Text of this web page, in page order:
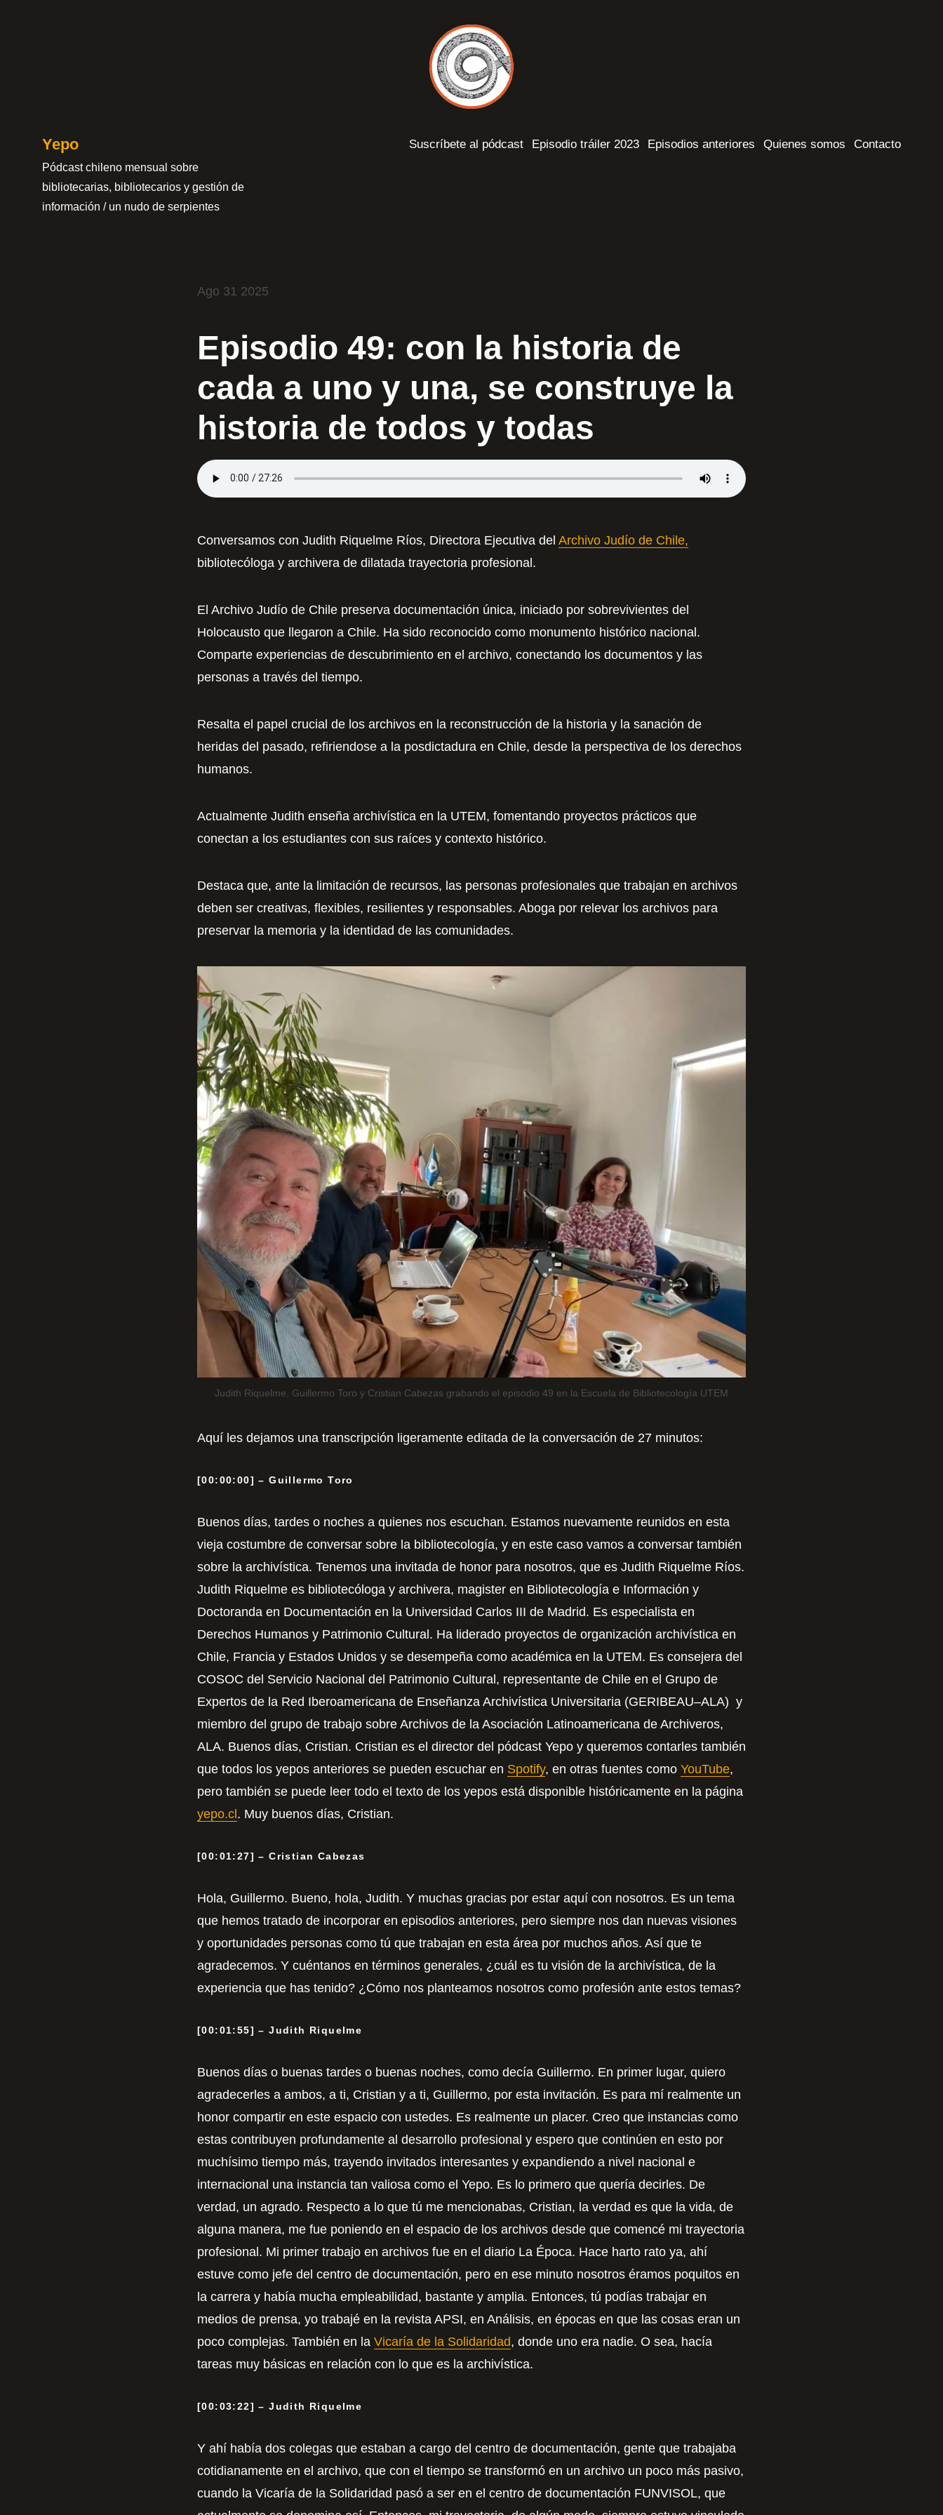
Yepo
Pódcast chileno mensual sobre
bibliotecarias, bibliotecarios y gestión de
información / un nudo de serpientes
Suscríbete al pódcast Episodio tráiler 2023 Episodios anteriores Quienes somos Contacto
Episodio 49: con la historia de
cada a uno y una, se construye la
historia de todos y todas
Ago 31 2025
Conversamos con Judith Riquelme Ríos, Directora Ejecutiva del Archivo Judío de Chile,
bibliotecóloga y archivera de dilatada trayectoria profesional.
El Archivo Judío de Chile preserva documentación única, iniciado por sobrevivientes del
Holocausto que llegaron a Chile. Ha sido reconocido como monumento histórico nacional.
Comparte experiencias de descubrimiento en el archivo, conectando los documentos y las
personas a través del tiempo.
Resalta el papel crucial de los archivos en la reconstrucción de la historia y la sanación de
heridas del pasado, refiriendose a la posdictadura en Chile, desde la perspectiva de los derechos
humanos.
Actualmente Judith enseña archivística en la UTEM, fomentando proyectos prácticos que
conectan a los estudiantes con sus raíces y contexto histórico.
Destaca que, ante la limitación de recursos, las personas profesionales que trabajan en archivos
deben ser creativas, flexibles, resilientes y responsables. Aboga por relevar los archivos para
preservar la memoria y la identidad de las comunidades.
Judith Riquelme, Guillermo Toro y Cristian Cabezas grabando el episodio 49 en la Escuela de Bibliotecología UTEM
Aquí les dejamos una transcripción ligeramente editada de la conversación de 27 minutos:
[00:00:00] – Guillermo Toro
Buenos días, tardes o noches a quienes nos escuchan. Estamos nuevamente reunidos en esta
vieja costumbre de conversar sobre la bibliotecología, y en este caso vamos a conversar también
sobre la archivística. Tenemos una invitada de honor para nosotros, que es Judith Riquelme Ríos.
Judith Riquelme es bibliotecóloga y archivera, magister en Bibliotecología e Información y
Doctoranda en Documentación en la Universidad Carlos III de Madrid. Es especialista en
Derechos Humanos y Patrimonio Cultural. Ha liderado proyectos de organización archivística en
Chile, Francia y Estados Unidos y se desempeña como académica en la UTEM. Es consejera del
COSOC del Servicio Nacional del Patrimonio Cultural, representante de Chile en el Grupo de
Expertos de la Red Iberoamericana de Enseñanza Archivística Universitaria (GERIBEAU–ALA) y
miembro del grupo de trabajo sobre Archivos de la Asociación Latinoamericana de Archiveros,
ALA. Buenos días, Cristian. Cristian es el director del pódcast Yepo y queremos contarles también
que todos los yepos anteriores se pueden escuchar en Spotify, en otras fuentes como YouTube,
pero también se puede leer todo el texto de los yepos está disponible históricamente en la página
yepo.cl . Muy buenos días, Cristian.
[00:01:27] – Cristian Cabezas
Hola, Guillermo. Bueno, hola, Judith. Y muchas gracias por estar aquí con nosotros. Es un tema
que hemos tratado de incorporar en episodios anteriores, pero siempre nos dan nuevas visiones
y oportunidades personas como tú que trabajan en esta área por muchos años. Así que te
agradecemos. Y cuéntanos en términos generales, ¿cuál es tu visión de la archivística, de la
experiencia que has tenido? ¿Cómo nos planteamos nosotros como profesión ante estos temas?
[00:01:55] – Judith Riquelme
Buenos días o buenas tardes o buenas noches, como decía Guillermo. En primer lugar, quiero
agradecerles a ambos, a ti, Cristian y a ti, Guillermo, por esta invitación. Es para mí realmente un
honor compartir en este espacio con ustedes. Es realmente un placer. Creo que instancias como
estas contribuyen profundamente al desarrollo profesional y espero que continúen en esto por
muchísimo tiempo más, trayendo invitados interesantes y expandiendo a nivel nacional e
internacional una instancia tan valiosa como el Yepo. Es lo primero que quería decirles. De
verdad, un agrado. Respecto a lo que tú me mencionabas, Cristian, la verdad es que la vida, de
alguna manera, me fue poniendo en el espacio de los archivos desde que comencé mi trayectoria
profesional. Mi primer trabajo en archivos fue en el diario La Época. Hace harto rato ya, ahí
estuve como jefe del centro de documentación, pero en ese minuto nosotros éramos poquitos en
la carrera y había mucha empleabilidad, bastante y amplia. Entonces, tú podías trabajar en
medios de prensa, yo trabajé en la revista APSI, en Análisis, en épocas en que las cosas eran un
poco complejas. También en la Vicaría de la Solidaridad, donde uno era nadie. O sea, hacía
tareas muy básicas en relación con lo que es la archivística.
[00:03:22] – Judith Riquelme
Y ahí había dos colegas que estaban a cargo del centro de documentación, gente que trabajaba
cotidianamente en el archivo, que con el tiempo se transformó en un archivo un poco más pasivo,
cuando la Vicaría de la Solidaridad pasó a ser en el centro de documentación FUNVISOL, que